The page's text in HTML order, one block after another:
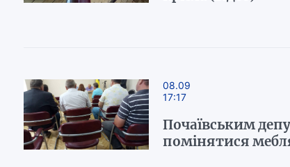
08.09
17:17
Почаївським
помінятися